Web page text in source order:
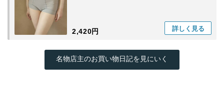
2,420円 詳しく 見る
名物店主のお買い物日記を見にいく